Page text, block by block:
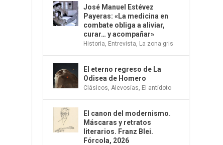
José Manuel Estévez
Payeras: «La medicina en
combate obliga a aliviar,
curar… y acompañar»
Historia Entrevista La zona gris
El eterno regreso de La
Odisea de Homero
Clásicos Alevosías El antídoto
El canon del modernismo.
Máscaras y retratos
literarios. Franz Blei.
Fórcola, 2026